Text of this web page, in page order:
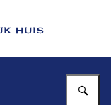
Koninklijk Huis